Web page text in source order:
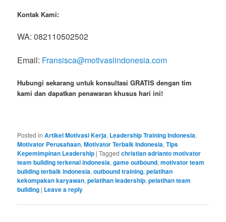
Kontak Kami:
WA: 082110502502
Email: Fransisca@motivasiindonesia.com
Hubungi sekarang untuk konsultasi GRATIS dengan tim
kami dan dapatkan penawaran khusus hari ini!
Posted in Artikel Motivasi Kerja, Leadership Training Indonesia,
Motivator Perusahaan,Motivator Terbaik Indonesia,Tips
Kepemimpinan Leadership |Tagged christian adrianto motivator
team building terkenal indonesia,game outbound,motivator team
building terbaik indonesia,outbound training,pelatihan
kekompakan karyawan,pelatihan leadership,pelatihan team
building | Leave a reply